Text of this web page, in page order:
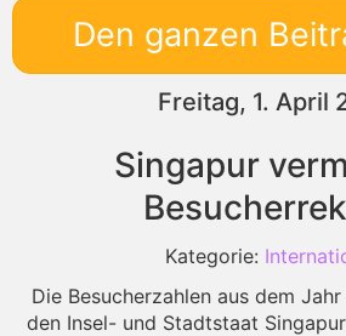
Den ganzen
Freitag, 1. April
Singapur
Kategorie:
Die Besucherzahlen aus dem
den Insel- und Stadtstaat